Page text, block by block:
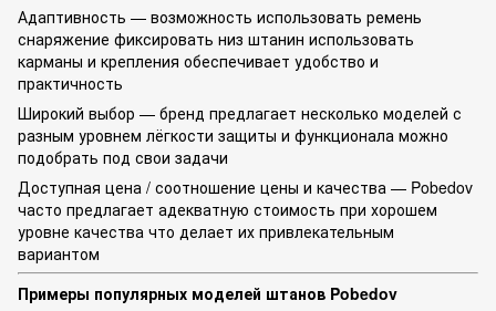
Адаптивность — возможность использовать ремень
снаряжение фиксировать низ штанин использовать
карманы и крепления обеспечивает удобство и
практичность
Широкий выбор — бренд предлагает несколько моделей с
разным уровнем лёгкости защиты и функционала можно
подобрать под свои задачи
Доступная цена / соотношение цены и качества — Pobedov
часто предлагает адекватную стоимость при хорошем
уровне качества что делает их привлекательным
вариантом
Примеры популярных моделей штанов Pobedov